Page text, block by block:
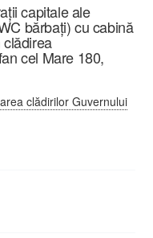
capitale ale
bărbați) cu cabină
cel Mare 180,
clădirilor Guvernului